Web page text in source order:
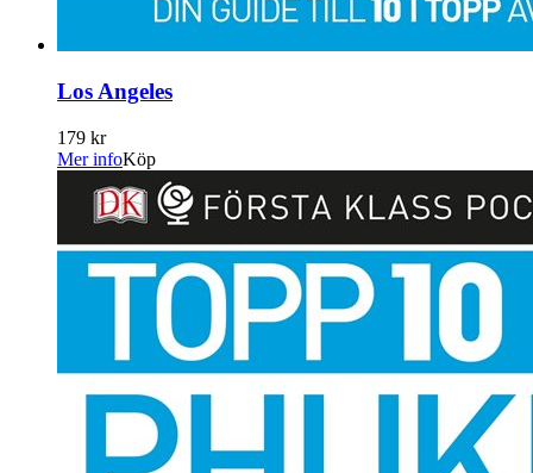
Los Angeles
179 kr
Mer infoKöp